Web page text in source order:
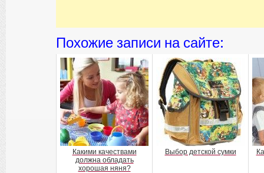
Похожие записи на сайте:
Какими качествами
должна обладать
хорошая няня?
Выбор детской сумки